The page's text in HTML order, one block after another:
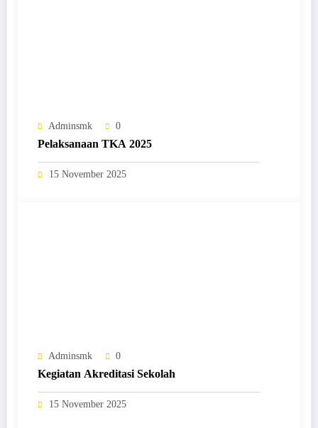
Adminsmk 0
Pelaksanaan TKA 2025
15 November 2025
Adminsmk 0
Kegiatan Akreditasi Sekolah
15 November 2025